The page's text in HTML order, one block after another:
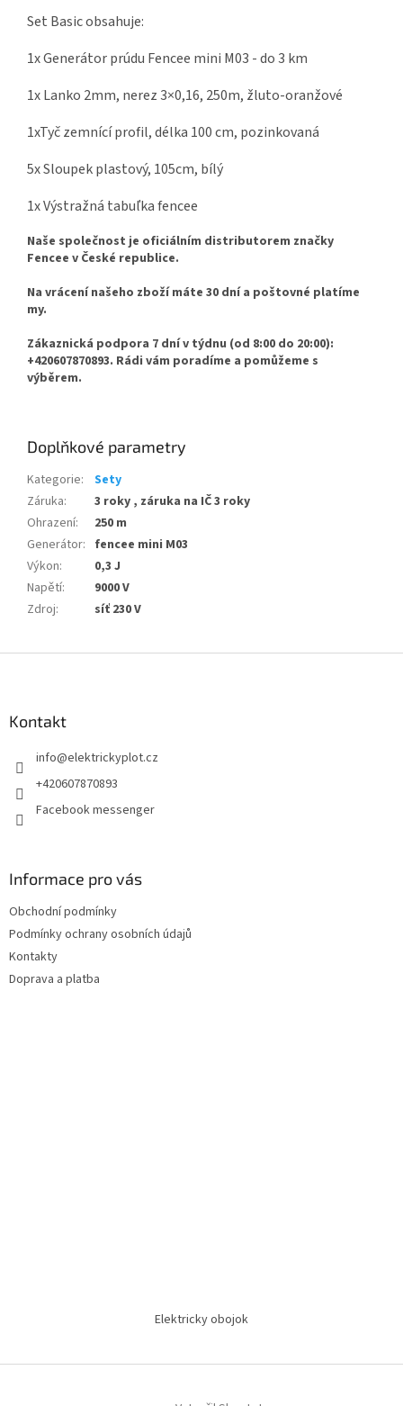
Set Basic obsahuje:
1x Generátor prúdu Fencee mini M03 - do 3 km
1xLanko 2mm, nerez 3×0,16, 250m, žluto-oranžové
1xTyč zemnící profil, délka 100 cm, pozinkovaná
5x Sloupek plastový, 105cm, bílý
1x Výstražná tabuľka fencee
Naše společnost je oficiálním distributorem značky
Fencee v České republice.
Na vrácení našeho zboží máte 30 dní a poštovné platíme
my.
Zákaznická podpora 7 dní v týdnu (od 8:00 do 20:00):
+420607870893. Rádi vám poradíme a pomůžeme s
výběrem.
Doplňkové parametry
Kategorie:
Sety
Záruka:
3 roky , záruka na IČ 3 roky
Ohrazení:
250 m
Generátor: fencee mini M03
Výkon:
0,3 J
Napětí:
9000 V
Zdroj: síť 230 V
Kontakt
info@elektrickyplot.cz
+420607870893
Facebook messenger
Informace pro vás
Obchodní podmínky
Podmínky ochrany osobních údajů
Kontakty
Doprava a platba
Elektricky obojok